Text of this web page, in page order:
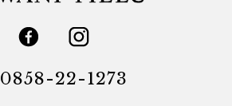
0858-22-1273